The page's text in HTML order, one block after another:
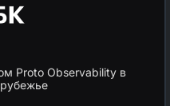
Proto Observability в